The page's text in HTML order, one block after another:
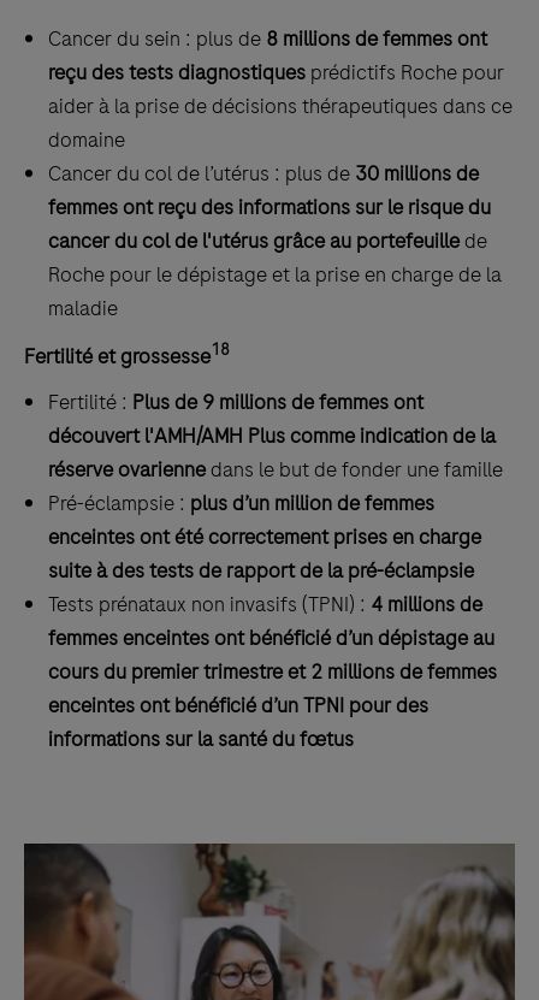
Cancer du sein : plus de 8 millions de femmes ont
reçu des tests diagnostiques prédictifs Roche pour
aider à la prise de décisions thérapeutiques dans ce
domaine
Cancer du col de l’utérus : plus de 30 millions de
femmes ont reçu des informations sur le risque du
cancer du col de l'utérus grâce au portefeuille de
Roche pour le dépistage et la prise en charge de la
maladie
Fertilité et grossesse18
Fertilité : Plus de 9 millions de femmes ont
découvert l'AMH/AMH Plus comme indication de la
réserve ovarienne dans le but de fonder une famille
Pré-éclampsie : plus d’un million de femmes
enceintes ont été correctement prises en charge
suite à des tests de rapport de la pré-éclampsie
Tests prénataux non invasifs (TPNI) : 4 millions de
femmes enceintes ont bénéficié d’un dépistage au
cours du premier trimestre et 2 millions de femmes
enceintes ont bénéficié d’un TPNI pour des
informations sur la santé du fœtus